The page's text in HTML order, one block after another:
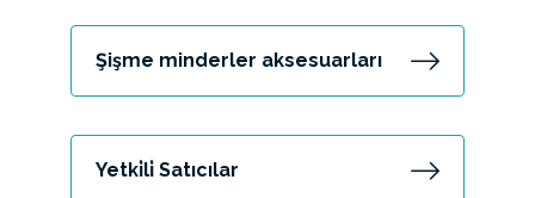
Şişme minderler aksesuarları
Yetki̇li̇ Satıcılar